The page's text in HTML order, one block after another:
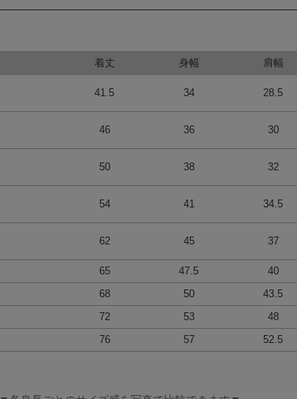
着丈 身幅 肩幅
41.5 34 28.5
46 36 30
50 38 32
54 41 34.5
62 45 37
65 47.5 40
68 50 43.5
72 53 48
76 57 52.5